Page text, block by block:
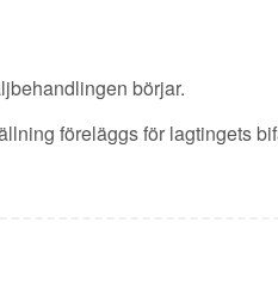
börjar.
föreläggs för lagtingets